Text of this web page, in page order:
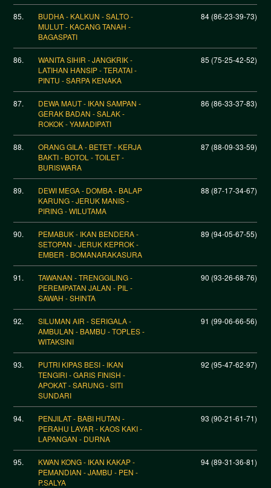
85.
BUDHA - KALKUN - SALTO -
MULUT - KACANG TANAH -
BAGASPATI
84 (86-23-39-73)
86.
WANITA SIHIR - JANGKRIK -
LATIHAN HANSIP - TERATAI -
PINTU - SARPA KENAKA
85 (75-25-42-52)
87.
DEWA MAUT - IKAN SAMPAN -
GERAK BADAN - SALAK -
ROKOK - YAMADIPATI
86 (86-33-37-83)
88.
ORANG GILA - BETET - KERJA
BAKTI - BOTOL - TOILET -
BURISWARA
87 (88-09-33-59)
89.
DEWI MEGA - DOMBA - BALAP
KARUNG - JERUK MANIS -
PIRING - WILUTAMA
88 (87-17-34-67)
90.
PEMABUK - IKAN BENDERA -
SETOPAN - JERUK KEPROK -
EMBER - BOMANARAKASURA
89 (94-05-67-55)
91.
TAWANAN - TRENGGILING -
PEREMPATAN JALAN - PIL -
SAWAH - SHINTA
90 (93-26-68-76)
92.
SILUMAN AIR - SERIGALA -
AMBULAN - BAMBU - TOPLES -
WITAKSINI
91 (99-06-66-56)
93.
PUTRI KIPAS BESI - IKAN
TENGIRI - GARIS FINISH -
APOKAT - SARUNG - SITI
SUNDARI
92 (95-47-62-97)
94.
PENJILAT - BABI HUTAN -
PERAHU LAYAR - KAOS KAKI -
LAPANGAN - DURNA
93 (90-21-61-71)
95.
KWAN KONG - IKAN KAKAP -
PEMANDIAN - JAMBU - PEN -
P.SALYA
94 (89-31-36-81)